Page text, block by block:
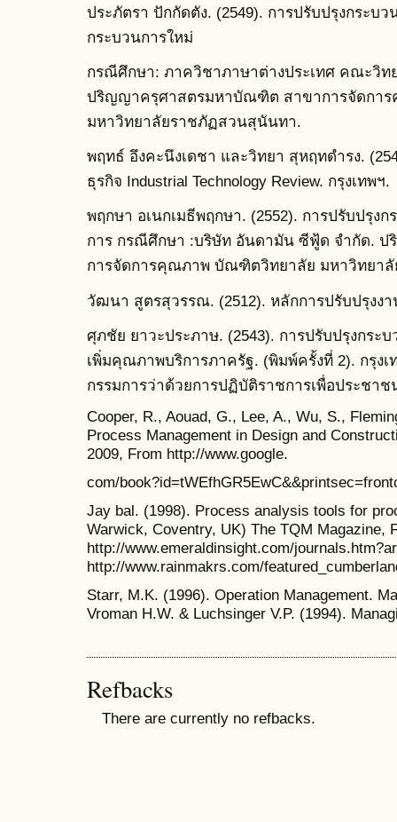
ประภัตรา ปักกัดตัง. (2549). การปรับปรุงกระบ
กระบวนการใหม่
กรณีศึกษา: ภาควิชาภาษาต่างประเทศ คณะวิ
ปริญญาครุศาสตรมหาบัณฑิต สาขาการจัดกา
มหาวิทยาลัยราชภัฏสวนสุนันทา.
พฤทธ์ อึงคะนึงเดชา และวิทยา สุหฤทดำรง.
ธุรกิจ Industrial Technology Review. กรุงเทพฯ.
พฤกษา อเนกเมธีพฤกษา. (2552). การปรับปรุง
การ กรณีศึกษา :บริษัท อันดามัน ซีฟู้ด จำกัด.
การจัดการคุณภาพ บัณฑิตวิทยาลัย มหาวิทยา
วัฒนา สูตรสุวรรณ. (2512). หลักการปรับปรุงงา
ศุภชัย ยาวะประภาษ. (2543). การปรับปรุงกระ
เพิ่มคุณภาพบริการภาครัฐ. (พิมพ์ครั้งที่ 2). กรุง
กรรมการว่าด้วยการปฏิบัติราชการเพื่อประชา
Cooper, R., Aouad, G., Lee, A., Wu, S.,
Process Management in Design and
2009, From http://www.google.
com/
Jay bal. (1998). Process analysis tools for
Warwick, Coventry, UK) The TQM Magazine,
http://www.emeraldinsight.com/
http://www.rainmakrs.com/
Starr, M.K. (1996). Operation Management.
Vroman H.W. & Luchsinger V.P. (1994).
Refbacks
There are currently no refbacks.